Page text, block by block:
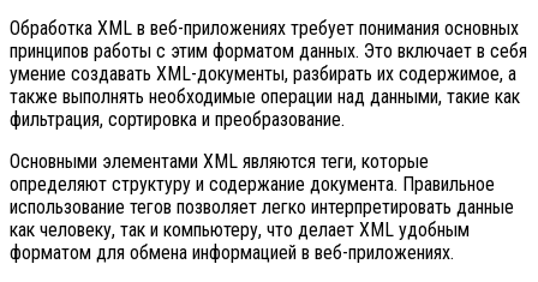
Обработка XML в веб-приложениях требует понимания основных
принципов работы с этим форматом данных. Это включает в себя
умение создавать XML-документы, разбирать их содержимое, а
также выполнять необходимые операции над данными, такие как
фильтрация, сортировка и преобразование.
Основными элементами XML являются теги, которые
определяют структуру и содержание документа. Правильное
использование тегов позволяет легко интерпретировать данные
как человеку, так и компьютеру, что делает XML удобным
форматом для обмена информацией в веб-приложениях.